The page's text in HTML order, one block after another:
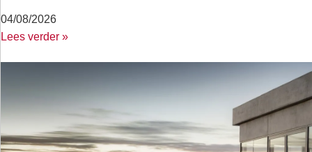
04/08/2026
Lees verder »